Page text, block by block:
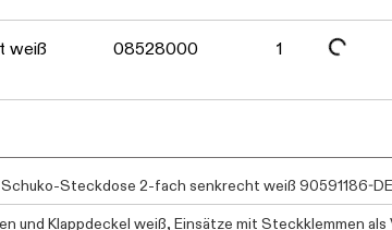
Daten
weiß
08528000 1 Daten
Schuko-Steckdose 2-fach senkrecht weiß 90591186-DE
und Klappdeckel weiß, Einsätze mit Steckklemmen